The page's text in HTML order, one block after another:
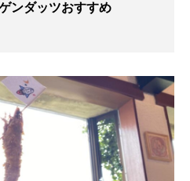
ンダッツおすすめ